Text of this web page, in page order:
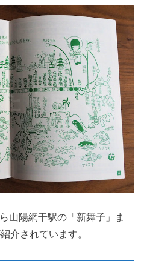
山陽網干駅の「新舞子」ま
介されています。